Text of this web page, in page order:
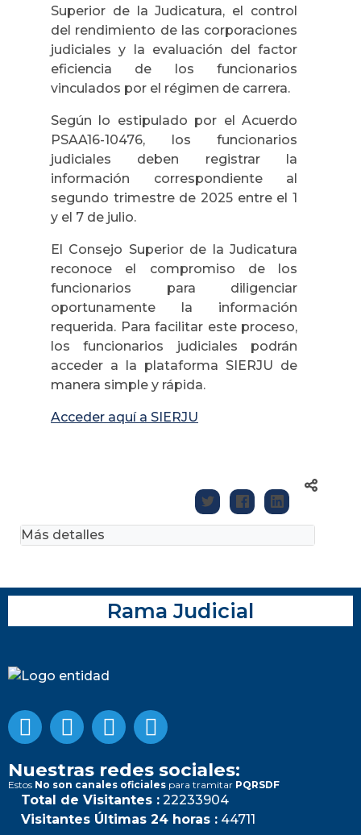
Superior de la Judicatura, el control
del rendimiento de las corporaciones
judiciales y la evaluación del factor
eficiencia de los funcionarios
vinculados por el régimen de carrera.
Según lo estipulado por el Acuerdo
PSAA16-10476, los funcionarios
judiciales deben registrar la
información correspondiente al
segundo trimestre de 2025 entre el 1
y el 7 de julio.
El Consejo Superior de la Judicatura
reconoce el compromiso de los
funcionarios para diligenciar
oportunamente la información
requerida. Para facilitar este proceso,
los funcionarios judiciales podrán
acceder a la plataforma SIERJU de
manera simple y rápida.
Acceder aquí a SIERJU
Más detalles
Rama Judicial
Nuestras redes sociales:
Estos No son canales oficiales para tramitar PQRSDF
Total de Visitantes : 22233904
Visitantes Últimas 24 horas : 44711